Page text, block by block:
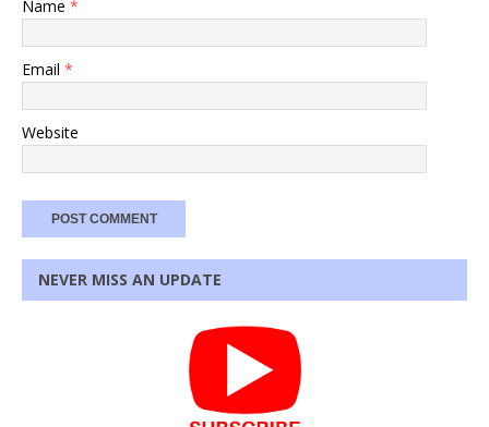
Name *
Email *
Website
NEVER MISS AN UPDATE